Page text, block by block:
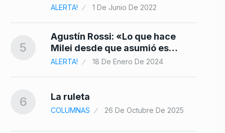
ALERTA! 1 De Junio De 2022
5
Agustín Rossi: «Lo que hace
Milei desde que asumió es…
ALERTA! 18 De Enero De 2024
6 La ruleta
COLUMNAS 26 De Octubre De 2025